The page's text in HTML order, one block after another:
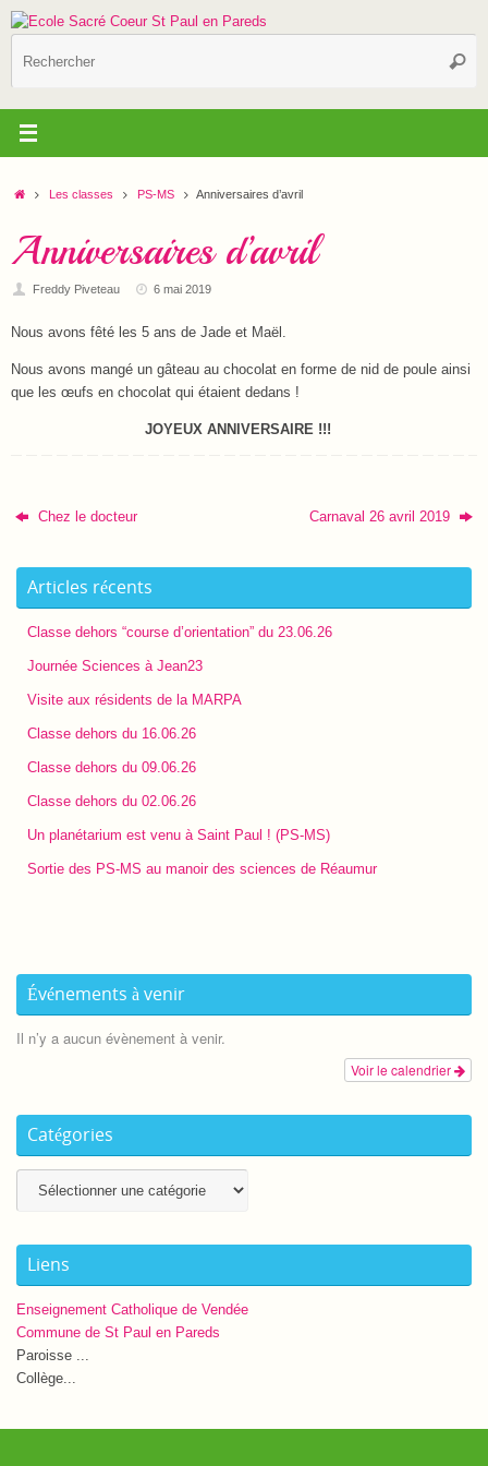
Passer
au
contenu
AccueilLes classes PS-MS Anniversaires d’avril
Anniversaires d’avril
Freddy Piveteau 6 mai 2019
Nous avons fêté les 5 ans de Jade et Maël.
Nous avons mangé un gâteau au chocolat en forme de nid de poule ainsi
que les œufs en chocolat qui étaient dedans !
JOYEUX ANNIVERSAIRE !!!
Chez le docteur Carnaval 26 avril 2019
Articles récents
Classe dehors “course d’orientation” du 23.06.26
Journée Sciences à Jean23
Visite aux résidents de la MARPA
Classe dehors du 16.06.26
Classe dehors du 09.06.26
Classe dehors du 02.06.26
Un planétarium est venu à Saint Paul ! (PS-MS)
Sortie des PS-MS au manoir des sciences de Réaumur
Événements à venir
Il n’y a aucun évènement à venir.
Voir le calendrier
Catégories
Liens
Enseignement Catholique de Vendée
Commune de St Paul en Pareds
Paroisse ...
Collège...